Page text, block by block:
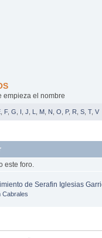
empieza el nombre
F, G I J L M N O P, R S T, V
este foro.
de Serafin Iglesias
Cabrales